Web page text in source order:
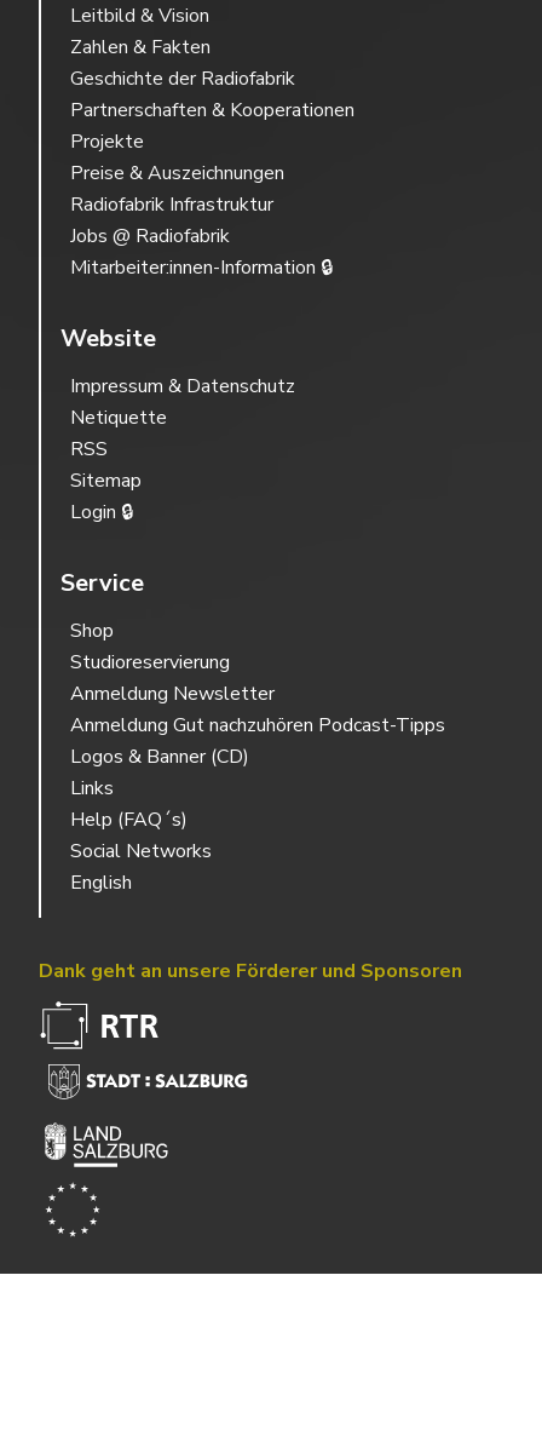
Leitbild & Vision
Zahlen & Fakten
Geschichte der Radiofabrik
Partnerschaften & Kooperationen
Projekte
Preise & Auszeichnungen
Radiofabrik Infrastruktur
Jobs @ Radiofabrik
Mitarbeiter:innen-Information 🔒
Website
Impressum & Datenschutz
Netiquette
RSS
Sitemap
Login 🔒
Service
Shop
Studioreservierung
Anmeldung Newsletter
Anmeldung Gut nachzuhören Podcast-Tipps
Logos & Banner (CD)
Links
Help (FAQ´s)
Social Networks
English
Dank geht an unsere Förderer und Sponsoren